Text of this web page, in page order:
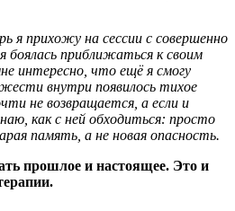
я прихожу на сессии с совершенно
боялась приближаться к своим
интересно, что ещё я смогу
внутри появилось тихое
не возвращается, а если и
как с ней обходиться: просто
память, а не новая опасность.
прошлое и настоящее. Это и